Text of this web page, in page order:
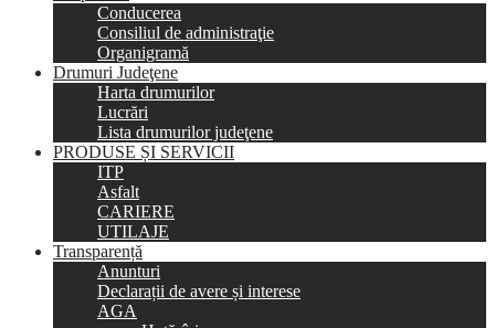
Conducerea
Consiliul de administraţie
Organigramă
Drumuri Judeţene
Harta drumurilor
Lucrări
Lista drumurilor judeţene
PRODUSE ȘI SERVICII
ITP
Asfalt
CARIERE
UTILAJE
Transparență
Anunturi
Declarații de avere și interese
AGA